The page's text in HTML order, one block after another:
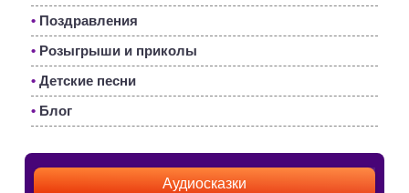
• Поздравления
• Розыгрыши и приколы
• Детские песни
• Блог
Аудиосказки